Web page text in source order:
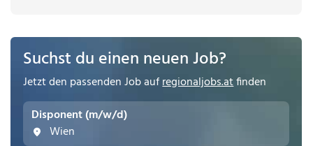
Suchst du einen neuen Job?
Jetzt den passenden Job aufregionaljobs.atfinden
Disponent (m/w/d)
Wien